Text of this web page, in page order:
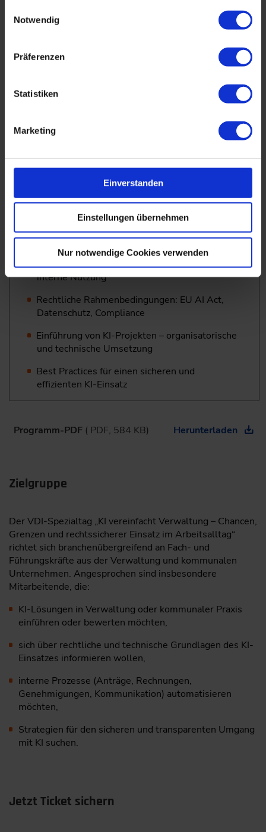
Notwendig
Präferenzen
Statistiken
Marketing
Einverstanden
Einstellungen übernehmen
Nur notwendige Cookies verwenden
Sie profitieren von zahlreichen Best Practices, die
Ihnen zeigen, wie Sie eine eigene KI-Strategie
Inhalte
Der Spezialtag „KI vereinfacht Verwaltung – Chancen,
befasst sich u.a. mit folgenden Inhalten:
Grundlagen und Anwendungen von KI
Prozessautomatisierung in Verwaltung und
Betrieb
Chatbots für die Bürgerkommunikation und
interne Nutzung
Rechtliche Rahmenbedingungen: EU AI Act,
Datenschutz, Compliance
Einführung von KI-Projekten – organisatorische
und technische Umsetzung
Best Practices für einen sicheren und
effizienten KI-Einsatz
Programm-PDF ( PDF, 584 KB) Herunterladen
Zielgruppe
Der VDI-Spezialtag „KI vereinfacht Verwaltung – Chancen,
Grenzen und rechtssicherer Einsatz im Arbeitsalltag“
richtet sich branchenübergreifend an Fach- und
Führungskräfte aus der Verwaltung und kommunalen
Unternehmen. Angesprochen sind insbesondere
Mitarbeitende, die:
KI-Lösungen in Verwaltung oder kommunaler Praxis
einführen oder bewerten möchten,
sich über rechtliche und technische Grundlagen des KI-
Einsatzes informieren wollen,
interne Prozesse (Anträge, Rechnungen,
Genehmigungen, Kommunikation) automatisieren
möchten,
Strategien für den sicheren und transparenten Umgang
mit KI suchen.
Jetzt Ticket sichern